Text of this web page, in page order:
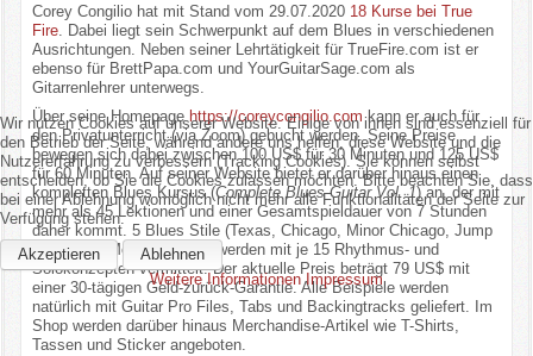
Corey Congilio hat mit Stand vom 29.07.2020 18 Kurse bei True
Fire. Dabei liegt sein Schwerpunkt auf dem Blues in verschiedenen
Ausrichtungen. Neben seiner Lehrtätigkeit für TrueFire.com ist er
ebenso für BrettPapa.com und YourGuitarSage.com als
Gitarrenlehrer unterwegs.
Über seine Homepagehttps://coreycongilio.com kann er auch für
den Privatunterricht (via Zoom) gebucht werden. Seine Preise
bewegen sich dabei zwischen 100 US$ für 30 Minuten und 125 US$
für 60 Minuten. Auf seiner Website bietet er darüber hinaus einen
kompletten Blues Kursus (Complete Blues Guitar Vol. 1) an, der mit
mehr als 45 Lektionen und einer Gesamtspieldauer von 7 Stunden
daher kommt. 5 Blues Stile (Texas, Chicago, Minor Chicago, Jump
Swing und Modern Funky) werden mit je 15 Rhythmus- und
Solokonzepten vermittelt. Der aktuelle Preis beträgt 79 US$ mit
einer 30-tägigen Geld-zurück-Garantie. Alle Beispiele werden
natürlich mit Guitar Pro Files, Tabs und Backingtracks geliefert. Im
Shop werden darüber hinaus Merchandise-Artikel wie T-Shirts,
Tassen und Sticker angeboten.
Wir nutzen Cookies auf unserer Website. Einige von ihnen sind essenziell für
den Betrieb der Seite, während andere uns helfen, diese Website und die
Nutzererfahrung zu verbessern (Tracking Cookies). Sie können selbst
entscheiden, ob Sie die Cookies zulassen möchten. Bitte beachten Sie, dass
bei einer Ablehnung womöglich nicht mehr alle Funktionalitäten der Seite zur
Verfügung stehen.
Akzeptieren
Ablehnen
Weitere Informationen Impressum